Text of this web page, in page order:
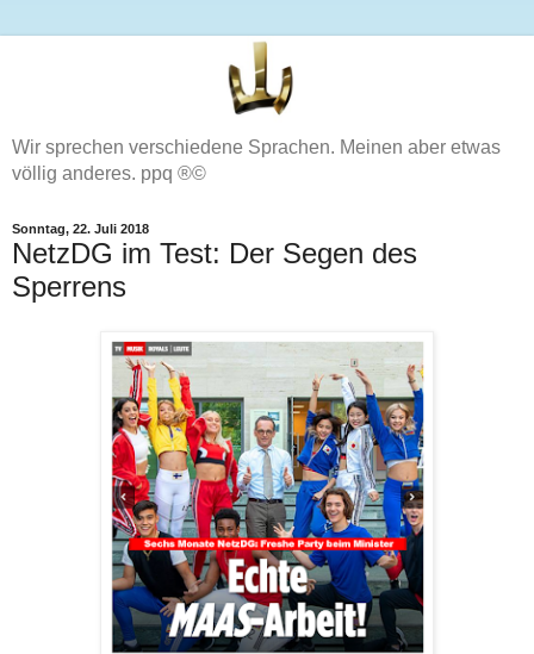
Wir sprechen verschiedene Sprachen. Meinen aber etwas
völlig anderes. ppq ®©
Sonntag, 22. Juli 2018
NetzDG im Test: Der Segen des
Sperrens